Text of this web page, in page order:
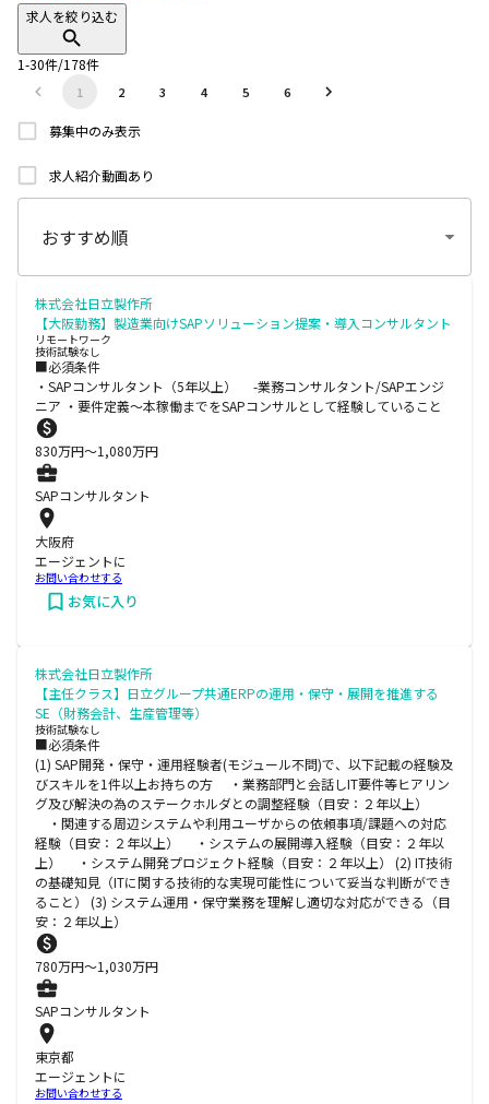
求人を絞り込む
1-30件/178件
1 2 3 4 5 6
募集中のみ表示
求人紹介動画あり
株式会社日立製作所
【大阪勤務】製造業向けSAPソリューション提案・導入コンサルタント
リモートワーク
技術試験なし
■必須条件
・SAPコンサルタント（5年以上） -業務コンサルタント/SAPエンジ
ニア ・要件定義～本稼働までをSAPコンサルとして経験していること
830万円〜1,080万円
SAPコンサルタント
大阪府
エージェントに
お問い合わせする
お気に入り
株式会社日立製作所
【主任クラス】日立グループ共通ERPの運用・保守・展開を推進する
SE（財務会計、生産管理等）
技術試験なし
■必須条件
(1) SAP開発・保守・運用経験者(モジュール不問)で、以下記載の経験及
びスキルを1件以上お持ちの方 ・業務部門と会話しIT要件等ヒアリン
グ及び解決の為のステークホルダとの調整経験（目安：２年以上）
・関連する周辺システムや利用ユーザからの依頼事項/課題への対応
経験（目安：２年以上） ・システムの展開導入経験（目安：２年以
上） ・システム開発プロジェクト経験（目安：２年以上） (2) IT技術
の基礎知見（ITに関する技術的な実現可能性について妥当な判断ができ
ること） (3) システム運用・保守業務を理解し適切な対応ができる（目
安：２年以上）
780万円〜1,030万円
SAPコンサルタント
東京都
エージェントに
お問い合わせする